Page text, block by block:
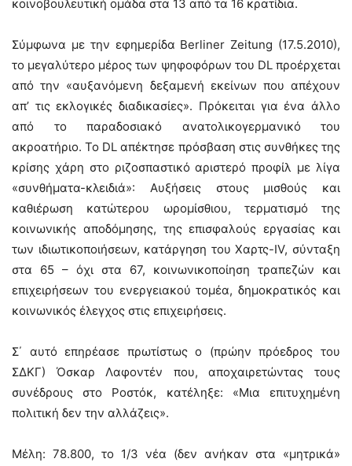
κοινοβουλευτική ομάδα στα 13 από τα 16 κρατίδια.
Σύμφωνα με την εφημερίδα Berliner Zeitung (17.5.2010),
το μεγαλύτερο μέρος των ψηφοφόρων του DL προέρχεται
από την «αυξανόμενη δεξαμενή εκείνων που απέχουν
απ’ τις εκλογικές διαδικασίες». Πρόκειται για ένα άλλο
από το παραδοσιακό ανατολικογερμανικό του
ακροατήριο. Το DL απέκτησε πρόσβαση στις συνθήκες της
κρίσης χάρη στο ριζοσπαστικό αριστερό προφίλ με λίγα
«συνθήματα-κλειδιά»: Αυξήσεις στους μισθούς και
καθιέρωση κατώτερου ωρομίσθιου, τερματισμό της
κοινωνικής αποδόμησης, της επισφαλούς εργασίας και
των ιδιωτικοποιήσεων, κατάργηση του Χαρτς-IV, σύνταξη
στα 65 – όχι στα 67, κοινωνικοποίηση τραπεζών και
επιχειρήσεων του ενεργειακού τομέα, δημοκρατικός και
κοινωνικός έλεγχος στις επιχειρήσεις.
Σ΄ αυτό επηρέασε πρωτίστως ο (πρώην πρόεδρος του
ΣΔΚΓ) Όσκαρ Λαφοντέν που, αποχαιρετώντας τους
συνέδρους στο Ροστόκ, κατέληξε: «Μια επιτυχημένη
πολιτική δεν την αλλάζεις».
Μέλη: 78.800, το 1/3 νέα (δεν ανήκαν στα «μητρικά»